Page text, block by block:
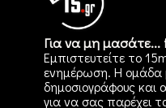
Για να μη μασάτε...
Εμπιστευτείτε το
ενημέρωση. Η ομάδα
δημοσιογράφους και
για να σας παρέχει